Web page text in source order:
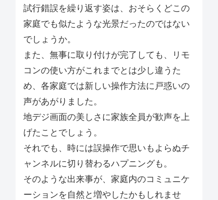
試行錯誤を繰り返す姿は、おそらくどこの
家庭でも似たような光景だったのではない
でしょうか。
また、無事に取り付けが完了しても、リモ
コンの使い方がこれまでとは少し違うた
め、各家庭では新しい操作方法に戸惑いの
声があがりました。
地デジ画面の美しさに家族全員が歓声を上
げたことでしょう。
それでも、時には誤操作で思いもよらぬチ
ャンネルに切り替わるハプニングも。
そのような出来事が、家庭内のコミュニケ
ーションを自然と増やしたかもしれませ